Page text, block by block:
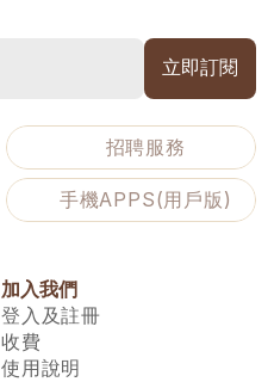
招聘服務
手機APPS(用戶版)
加入我們
登入及註冊
收費
使用說明